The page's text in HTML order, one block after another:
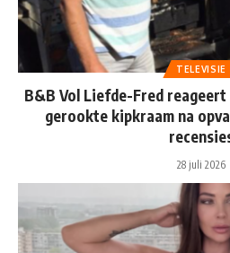
TELEVISIE
B&B Vol Liefde-Fred
gerookte kipkraam na
28 juli 2026